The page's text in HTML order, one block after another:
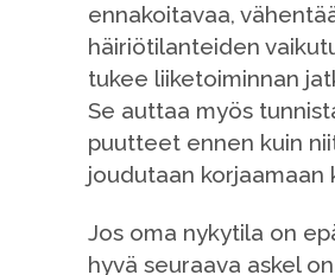
ennakoitavaa,
häiriötilanteiden
tukee liiketoiminnan
Se auttaa myös
puutteet ennen kuin
joudutaan korjaamaan
Jos oma nykytila on
hyvä seuraava askel